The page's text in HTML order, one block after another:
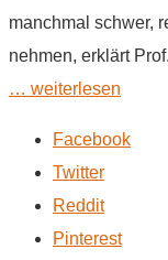
manchmal schwer,
nehmen, erklärt
… weiterlesen
Facebook
Twitter
Reddit
Pinterest